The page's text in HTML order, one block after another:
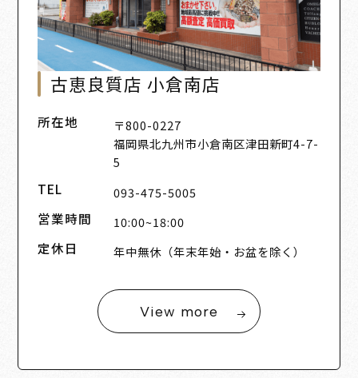
古恵良質店 小倉南店
所在地
〒800-0227
福岡県北九州市小倉南区津田新町4-7-
5
TEL 093-475-5005
営業時間 10:00~18:00
定休日 年中無休（年末年始・お盆を除く）
View more